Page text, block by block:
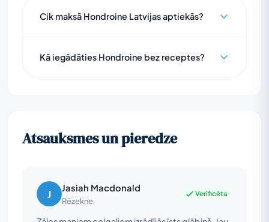
Cik maksā Hondroine Latvijas aptiekās?
Kā iegādāties Hondroine bez receptes?
Atsauksmes un pieredze
J Jasiah Macdonald
Rēzekne
Verificēta